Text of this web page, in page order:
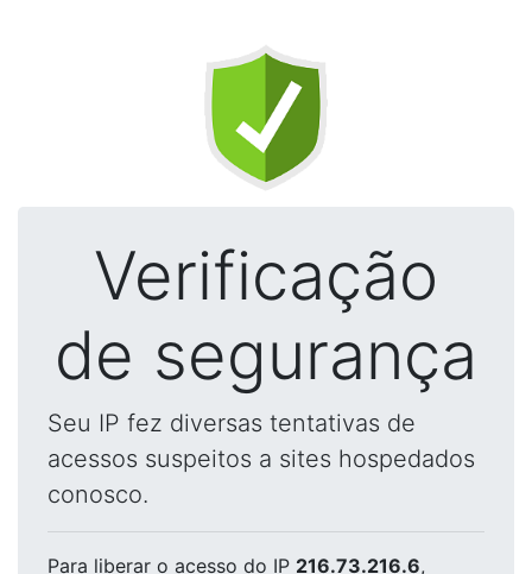
Verificação
de segurança
Seu IP fez diversas tentativas de
acessos suspeitos a sites hospedados
conosco.
Para liberar o acesso do IP 216.73.216.6,